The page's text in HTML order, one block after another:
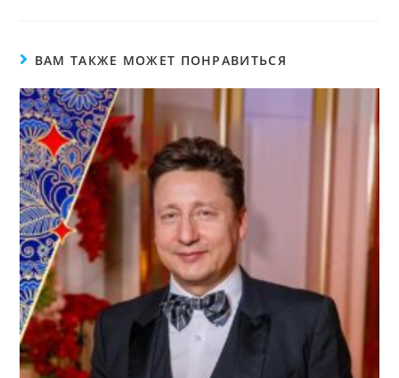
ВАМ ТАКЖЕ МОЖЕТ ПОНРАВИТЬСЯ